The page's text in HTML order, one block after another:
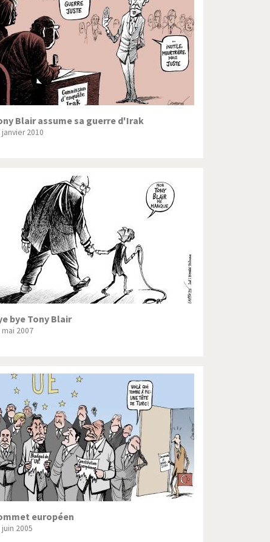
Crise grecque
Guerre en Syrie
L'Iran tremble
La France en marche
Le boson de Higgs
Pascal Couchepin
SOS l'Europe!
Un monde de foot
Blair assume sa guerre d'Irak
janvier 2010
bye Tony Blair
mai 2007
européen
juin 2005